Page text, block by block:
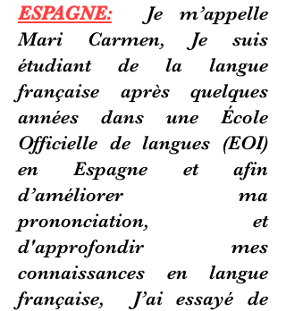
ESPAGNE:
Je m’appelle
Mari Carmen, Je suis
étudiant de la langue
française après quelques
années dans une École
Officielle de langues (EOI)
en Espagne et afin
d’améliorer ma
prononciation, et
d'approfondir mes
connaissances en langue
française, J’ai essayé de